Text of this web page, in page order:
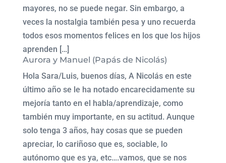
mayores, no se puede negar. Sin embargo, a
veces la nostalgia también pesa y uno recuerda
todos esos momentos felices en los que los hijos
aprenden […]
Aurora y Manuel (Papás de Nicolás)
Hola Sara/Luis, buenos días, A Nicolás en este
último año se le ha notado encarecidamente su
mejoría tanto en el habla/aprendizaje, como
también muy importante, en su actitud. Aunque
solo tenga 3 años, hay cosas que se pueden
apreciar, lo cariñoso que es, sociable, lo
autónomo que es ya, etc….vamos, que se nos